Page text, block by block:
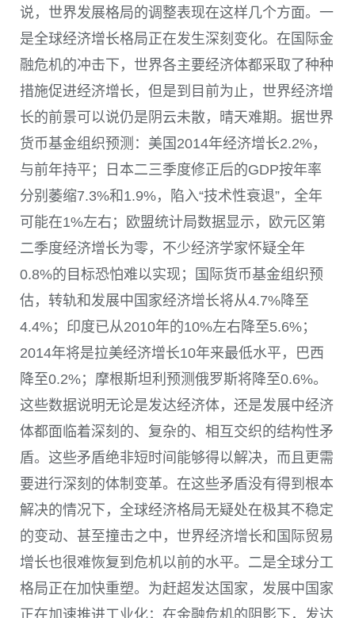
说，世界发展格局的调整表现在这样几个方面。一
是全球经济增长格局正在发生深刻变化。在国际金
融危机的冲击下，世界各主要经济体都采取了种种
措施促进经济增长，但是到目前为止，世界经济增
长的前景可以说仍是阴云未散，晴天难期。据世界
货币基金组织预测：美国2014年经济增长2.2%，
与前年持平；日本二三季度修正后的GDP按年率
分别萎缩7.3%和1.9%，陷入“技术性衰退”，全年
可能在1%左右；欧盟统计局数据显示，欧元区第
二季度经济增长为零，不少经济学家怀疑全年
0.8%的目标恐怕难以实现；国际货币基金组织预
估，转轨和发展中国家经济增长将从4.7%降至
4.4%；印度已从2010年的10%左右降至5.6%；
2014年将是拉美经济增长10年来最低水平，巴西
降至0.2%；摩根斯坦利预测俄罗斯将降至0.6%。
这些数据说明无论是发达经济体，还是发展中经济
体都面临着深刻的、复杂的、相互交织的结构性矛
盾。这些矛盾绝非短时间能够得以解决，而且更需
要进行深刻的体制变革。在这些矛盾没有得到根本
解决的情况下，全球经济格局无疑处在极其不稳定
的变动、甚至撞击之中，世界经济增长和国际贸易
增长也很难恢复到危机以前的水平。二是全球分工
格局正在加快重塑。为赶超发达国家，发展中国家